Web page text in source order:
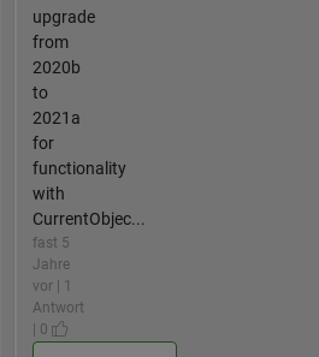
upgrade
from
2020b
to
2021a
for
functionality
with
CurrentObjec...
fast 5
Jahre
vor | 1
Antwort
| 0